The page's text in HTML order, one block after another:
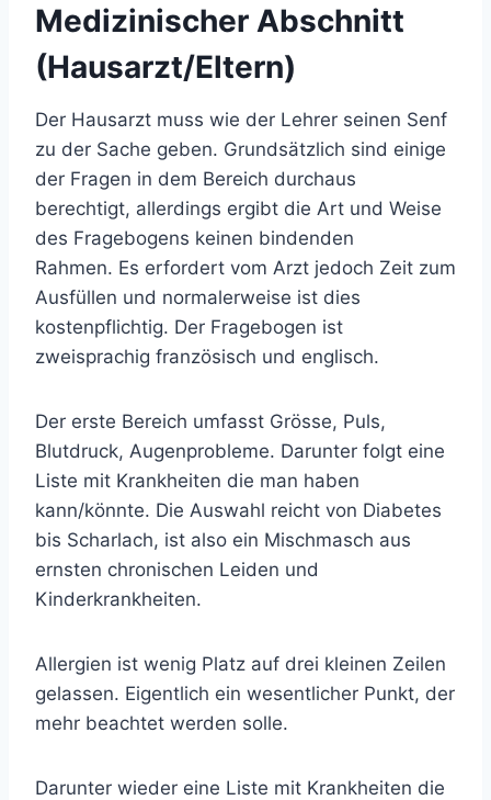
Medizinischer Abschnitt
(Hausarzt/Eltern)
Der Hausarzt muss wie der Lehrer seinen Senf
zu der Sache geben. Grundsätzlich sind einige
der Fragen in dem Bereich durchaus
berechtigt, allerdings ergibt die Art und Weise
des Fragebogens keinen bindenden
Rahmen. Es erfordert vom Arzt jedoch Zeit zum
Ausfüllen und normalerweise ist dies
kostenpflichtig. Der Fragebogen ist
zweisprachig französisch und englisch.
Der erste Bereich umfasst Grösse, Puls,
Blutdruck, Augenprobleme. Darunter folgt eine
Liste mit Krankheiten die man haben
kann/könnte. Die Auswahl reicht von Diabetes
bis Scharlach, ist also ein Mischmasch aus
ernsten chronischen Leiden und
Kinderkrankheiten.
Allergien ist wenig Platz auf drei kleinen Zeilen
gelassen. Eigentlich ein wesentlicher Punkt, der
mehr beachtet werden solle.
Darunter wieder eine Liste mit Krankheiten die